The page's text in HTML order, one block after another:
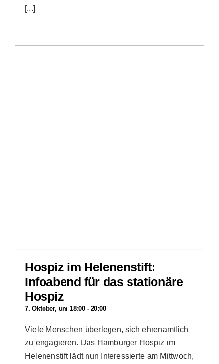
[...]
Hospiz im Helenenstift:
Infoabend für das stationäre
Hospiz
7. Oktober, um 18:00 - 20:00
Viele Menschen überlegen, sich ehrenamtlich
zu engagieren. Das Hamburger Hospiz im
Helenenstift lädt nun Interessierte am Mittwoch,